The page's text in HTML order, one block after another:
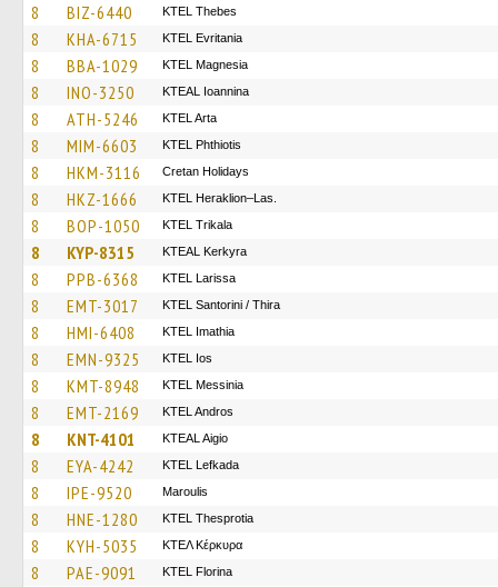
8 BIZ-6440 KTEL Thebes
8 KHA-6715 ΚΤΕL Evritania
8 BBA-1029 ΚΤΕL Magnesia
8 INO-3250 KTEAL Ioannina
8 ATH-5246 KTEL Arta
8 MIM-6603 ΚΤΕL Phthiotis
8 HKM-3116 Cretan Holidays
8 HKZ-1666 KTEL Heraklion–Las.
8 BOP-1050 ΚΤΕL Τrikala
8 KYP-8315 KTEAL Kerkyra
8 PPB-6368 KTEL Larissa
8 EMT-3017 KTEL Santorini / Thira
8 HMI-6408 KTEL Imathia
8 EMN-9325 KTEL Ios
8 KMT-8948 KTEL Messinia
8 EMT-2169 KTEL Andros
8 KNT-4101 KTEAL Aigio
8 EYA-4242 KTEL Lefkada
8 IPE-9520 Maroulis
8 HNE-1280 KTEL Thesprotia
8 KYH-5035 ΚΤΕΛ Κέρκυρα
8 PAE-9091 KTEL Florina